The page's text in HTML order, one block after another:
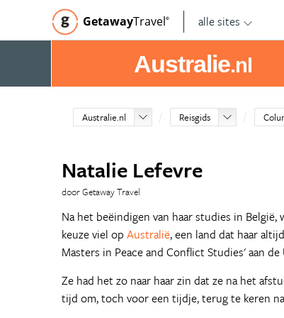
GetawayTravel© alle sites
Australie.nl
Australie.nl Reisgids
Natalie Lefevre
door Getaway Travel
Na het beëindigen van haar studies in
keuze viel op Australië, een land dat haar
Masters in Peace and Conflict Studies' aan
Ze had het zo naar haar zin dat ze na het
tijd om, toch voor een tijdje, terug te keren